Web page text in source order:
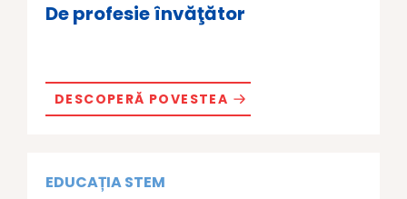
De profesie învăţător
DESCOPERĂ POVESTEA
EDUCAȚIA STEM